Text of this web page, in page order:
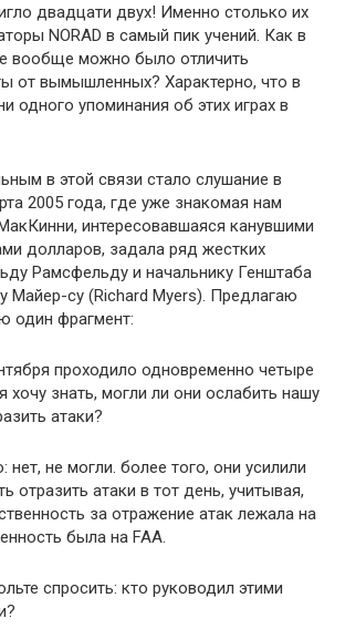
двадцати двух! Именно столько их
NORAD в самый пик учений. Как в
вообще можно было отличить
от вымышленных? Характерно, что в
одного упоминания об этих играх в
в этой связи стало слушание в
2005 года, где уже знакомая нам
интересовавшаяся канувшими
долларов, задала ряд жестких
Рамсфельду и начальнику Генштаба
Майер-су (Richard Myers). Предлагаю
один фрагмент:
проходило одновременно четыре
хочу знать, могли ли они ослабить нашу
атаки?
не могли. более того, они усилили
отразить атаки в тот день, учитывая,
за отражение атак лежала на
была на FAA.
спросить: кто руководил этими